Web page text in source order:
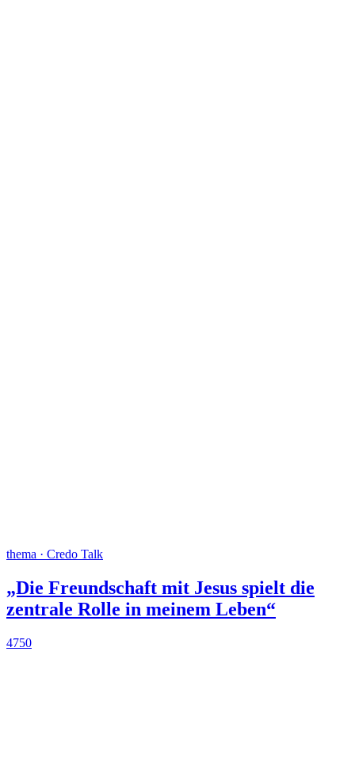
thema · Credo Talk
„Die Freundschaft mit Jesus spielt die
zentrale Rolle in meinem Leben“
4750